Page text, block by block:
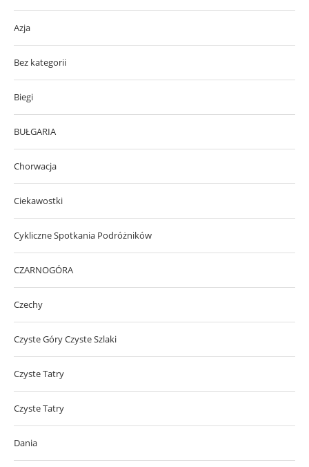
Azja
Bez kategorii
Biegi
BUŁGARIA
Chorwacja
Ciekawostki
Cykliczne Spotkania Podróżników
CZARNOGÓRA
Czechy
Czyste Góry Czyste Szlaki
Czyste Tatry
Czyste Tatry
Dania